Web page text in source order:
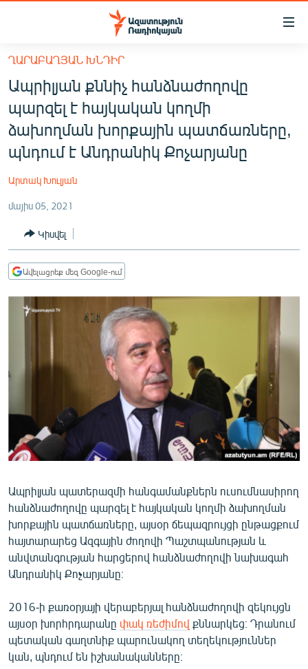
Մատչելիության
հիմնական
բովանդակությանը
հիմնական
մենյուին
Որոնում
ՀԱՅԱՍՏԱՆ
ՔԱՂԱՔԱԿԱՆ
ԸՆՏՐՈՒԹՅՈՒՆՆԵՐ 2026
ՊԱՏԵՐԱԶՄԻ 6 ՇԱԲԱԹՆԵՐԸ
ՏԱՐԱԾԱՇՐՋԱՆ
ՄԻՋԱԶԳԱՅԻՆ
ՍՊՈՐՏ
ՄԵԿՆԱԲԱՆՈՒԹՅՈՒՆ
ՏՏ ԵՒ ԻՆՏԵՐՆԵՏ
ԿՈՐՈՆԱՎԻՐՈՒՍ
ՏԵՍԱՆՅՈՒԹԵՐ
ԲԱՆԱՎԵՃ
ՁԳՏԵԼՈՎ ԼԱՎԱԳՈՒՅՆԻՆ
ՓՈԴՔԱՍԹ
Հայերեն
English
Русский
ՂԱՐԱԲԱՂՅԱՆ ԽՆԴԻՐ
Ապրիլյան քննիչ հանձնաժողովը
պարզել է հայկական կողմի
ձախողման խորքային պատճառները,
պնդում է Անդրանիկ Քոչարյանը
Արտակ Խուլյան
մայիս 05, 2021
Կիսվել
Ավելացրեք մեզ Google-ում
Ապրիլյան պատերազմի հանգամանքներն ուսումնասիրող
հանձնաժողովը պարզել է հայկական կողմի ձախողման
խորքային պատճառները, այսօր ճեպազրույցի ընթացքում
հայտարարեց Ազգային ժողովի Պաշտպանության և
անվտանգության հարցերով հանձնաժողովի նախագահ
Անդրանիկ Քոչարյանը։
2016-ի քառօրյայի վերաբերյալ հանձնաժողովի զեկույցն
այսօր խորհրդարանը փակ ռեժիմով քննարկեց։ Դրանում
պետական գաղտնիք պարունակող տեղեկություններ
կան, պնդում են իշխանականները։